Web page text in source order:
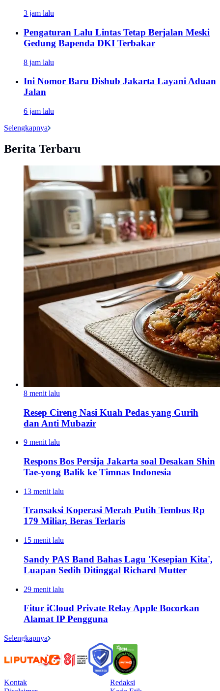
3 jam lalu
Pengaturan Lalu Lintas Tetap Berjalan Meski
Gedung Bapenda DKI Terbakar
8 jam lalu
Ini Nomor Baru Dishub Jakarta Layani Aduan
Jalan
6 jam lalu
Selengkapnya
Berita Terbaru
8 menit lalu
Resep Cireng Nasi Kuah Pedas yang Gurih
dan Anti Mubazir
9 menit lalu
Respons Bos Persija Jakarta soal Desakan Shin
Tae-yong Balik ke Timnas Indonesia
13 menit lalu
Transaksi Koperasi Merah Putih Tembus Rp
179 Miliar, Beras Terlaris
15 menit lalu
Sandy PAS Band Bahas Lagu 'Kesepian Kita',
Luapan Sedih Ditinggal Richard Mutter
29 menit lalu
Fitur iCloud Private Relay Apple Bocorkan
Alamat IP Pengguna
Selengkapnya
Kontak
Redaksi